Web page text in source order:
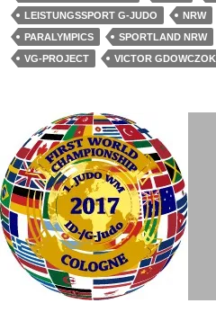
LEISTUNGSSPORT G-JUDO
NRW
PARALYMPICS
SPORTLAND NRW
VG-PROJECT
VICTOR GDOWCZOK